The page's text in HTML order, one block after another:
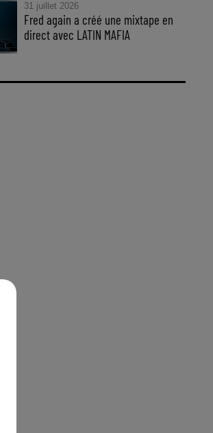
31 juillet 2026
Fred again a créé une mixtape en
direct avec LATIN MAFIA